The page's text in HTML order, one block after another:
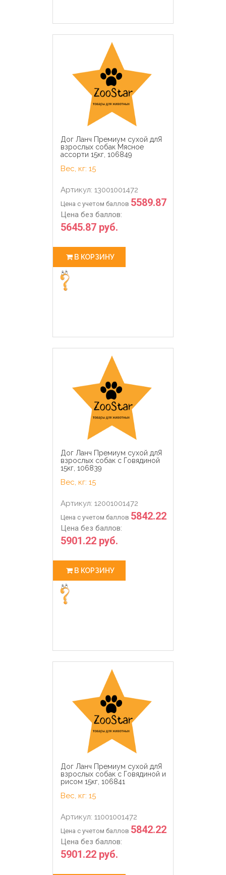
Дог Ланч Премиум сухой длЯ
взрослых собак Мясное
ассорти 15кг, 106849
Вес, кг: 15
Артикул: 13001001472
Цена с учетом баллов 5589.87
Цена без баллов:
5645.87 руб.
В КОРЗИНУ
Дог Ланч Премиум сухой длЯ
взрослых собак с Говядиной
15кг, 106839
Вес, кг: 15
Артикул: 12001001472
Цена с учетом баллов 5842.22
Цена без баллов:
5901.22 руб.
В КОРЗИНУ
Дог Ланч Премиум сухой длЯ
взрослых собак с Говядиной и
рисом 15кг, 106841
Вес, кг: 15
Артикул: 11001001472
Цена с учетом баллов 5842.22
Цена без баллов:
5901.22 руб.